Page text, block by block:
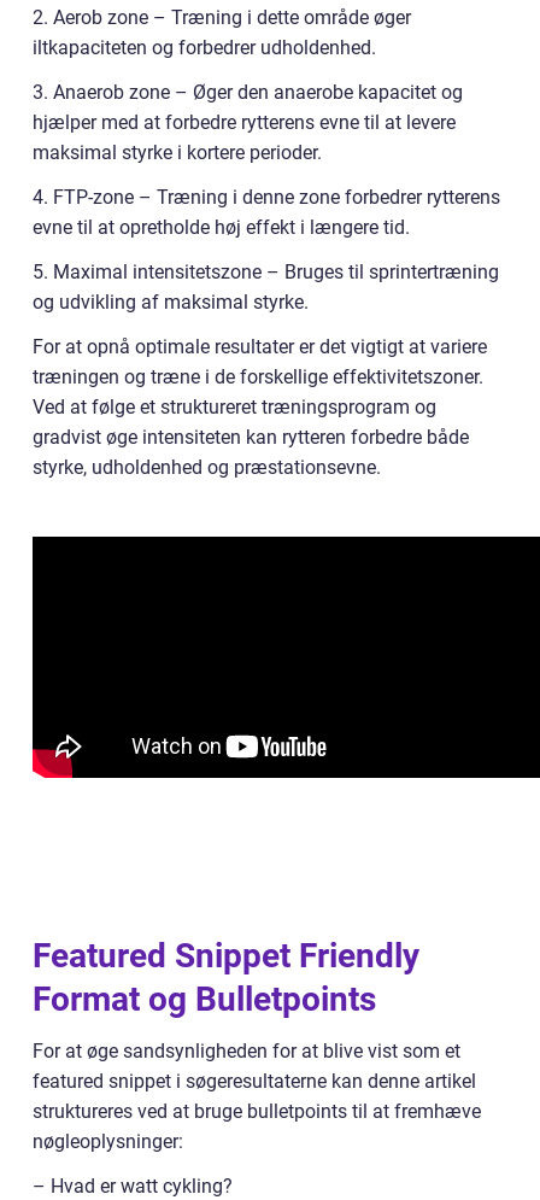
2. Aerob zone – Træning i dette område øger
iltkapaciteten og forbedrer udholdenhed.
3. Anaerob zone – Øger den anaerobe kapacitet og
hjælper med at forbedre rytterens evne til at levere
maksimal styrke i kortere perioder.
4. FTP-zone – Træning i denne zone forbedrer rytterens
evne til at opretholde høj effekt i længere tid.
5. Maximal intensitetszone – Bruges til sprintertræning
og udvikling af maksimal styrke.
For at opnå optimale resultater er det vigtigt at variere
træningen og træne i de forskellige effektivitetszoner.
Ved at følge et struktureret træningsprogram og
gradvist øge intensiteten kan rytteren forbedre både
styrke, udholdenhed og præstationsevne.
Featured Snippet Friendly
Format og Bulletpoints
For at øge sandsynligheden for at blive vist som et
featured snippet i søgeresultaterne kan denne artikel
struktureres ved at bruge bulletpoints til at fremhæve
nøgleoplysninger:
– Hvad er watt cykling?